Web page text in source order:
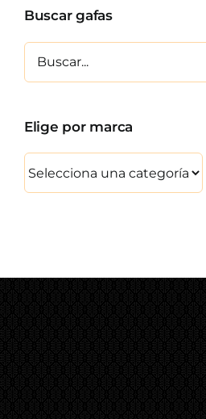
Buscar gafas
Elige por marca